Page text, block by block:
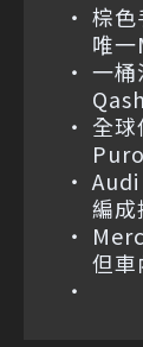
棕色
唯
一
全
編成
但車